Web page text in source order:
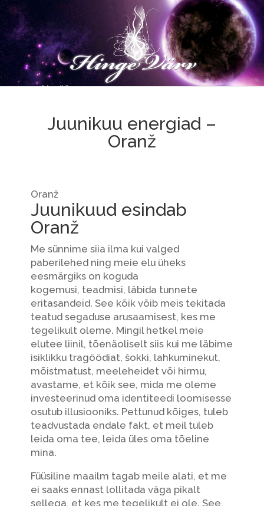
Juunikuu energiad –
Oranž
Oranž
Juunikuud esindab
Oranž
Me sünnime siia ilma kui valged
paberilehed ning meie elu üheks
eesmärgiks on koguda
kogemusi, teadmisi, läbida tunnete
eritasandeid. See kõik võib meis tekitada
teatud segaduse arusaamisest, kes me
tegelikult oleme. Mingil hetkel meie
elutee liinil, tõenäoliselt siis kui me läbime
isiklikku tragöödiat, šokki, lahkuminekut,
mõistmatust, meeleheidet või hirmu,
avastame, et kõik see, mida me oleme
investeerinud oma identiteedi loomisesse
osutub illusiooniks. Pettunud kõiges, tuleb
teadvustada endale fakt, et meil tuleb
leida oma tee, leida üles oma tõeline
mina.
Füüsiline maailm tagab meile alati, et me
ei saaks ennast lollitada väga pikalt
sellega, et kes me tegelikult ei ole. See,